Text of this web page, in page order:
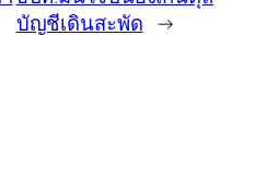
บัญชีเดินสะพัด →